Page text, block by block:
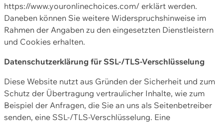
https://www.youronlinechoices.com/ erklärt werden.
Daneben können Sie weitere Widerspruchshinweise im
Rahmen der Angaben zu den eingesetzten Dienstleistern
und Cookies erhalten.
Datenschutzerklärung für SSL-/TLS-Verschlüsselung
Diese Website nutzt aus Gründen der Sicherheit und zum
Schutz der Übertragung vertraulicher Inhalte, wie zum
Beispiel der Anfragen, die Sie an uns als Seitenbetreiber
senden, eine SSL-/TLS-Verschlüsselung. Eine